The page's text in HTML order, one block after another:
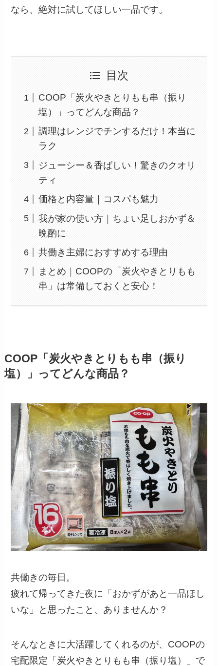
なら、絶対に試してほしい一品です。
目次
COOP「炭火やきとりもも串（振り
塩）」ってどんな商品？
調理はレンジでチンするだけ！本当に
ラク
ジューシー＆香ばしい！驚きのクオリ
ティ
価格と内容量｜コスパも魅力
我が家の使い方｜ちょい足しおかず＆
晩酌に
共働き主婦におすすめする理由
まとめ｜COOPの「炭火やきとりもも
串」は常備しておくと安心！
COOP「炭火やきとりもも串（振り
塩）」ってどんな商品？
共働きの毎日。
疲れて帰ってきた夜に「おかずがあと一品ほし
いな」と思ったこと、ありませんか？
そんなときに大活躍してくれるのが、COOPの
宅配限定「炭火やきとりもも串（振り塩）」で